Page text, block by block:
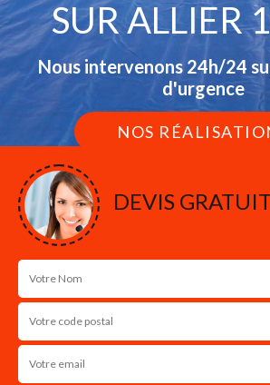
SUR ALLIER
Nous intervenons 24h/24
d'urgence
NOS
DEVIS GRATUIT